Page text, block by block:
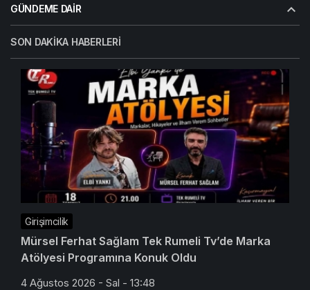
GÜNDEME DAIR
SON DAKIKA HABERLERI
Girişimcilik
Mürsel Ferhat Sağlam Tek Rumeli Tv’de Marka
Atölyesi Programına Konuk Oldu
4 Ağustos 2026 - Sal - 13:48